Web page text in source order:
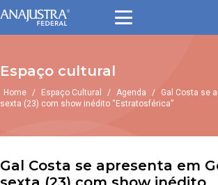
Espaço cultural
Home / Espaço Cultural / Agenda /
Gal Costa se
sexta (23) com show inédito “Estratosférica”
Gal Costa se apresenta em